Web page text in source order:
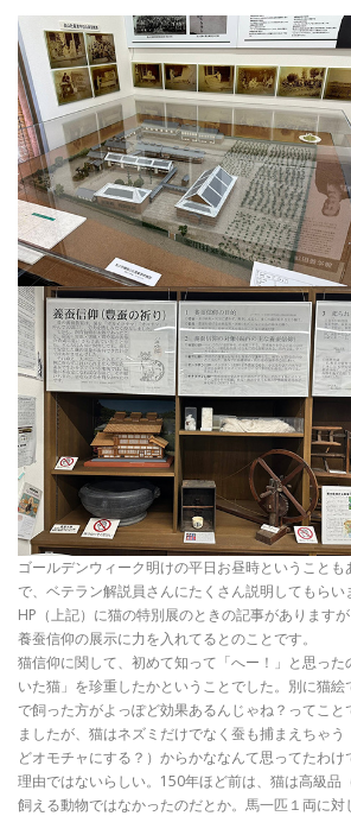
ゴールデンウィーク明けの平日お昼時ということ
で、ベテラン解説員さんにたくさん説明してもら
HP（上記）に猫の特別展のときの記事があります
養蚕信仰の展示に力を入れてるとのことです。
猫信仰に関して、初めて知って「へー！」と思っ
いた猫」を珍重したかということでした。別に猫
で飼った方がよっぽど効果あるんじゃね？ってこ
ましたが、猫はネズミだけでなく蚕も捕まえちゃ
どオモチャにする？）からかななんて思ってたわけ
理由ではないらしい。150年ほど前は、猫は高級品
飼える動物ではなかったのだとか。馬一匹１両に